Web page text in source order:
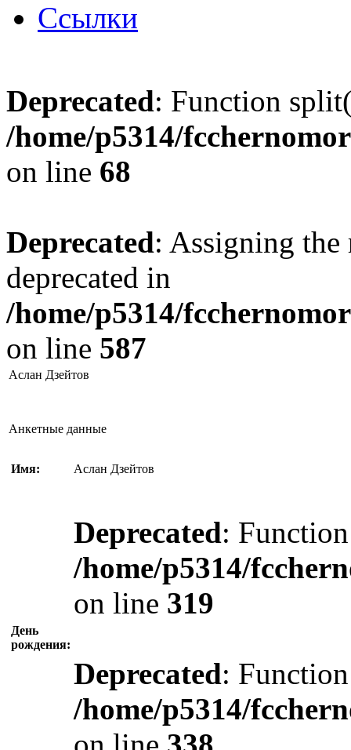
Ссылки
Deprecated: Function
/home/p5314/
on line 68
Deprecated: Assigning the
deprecated in
/home/p5314/
on line 587
Аслан Дзейтов
Анкетные данные
Имя: Аслан Дзейтов
День
рождения:
Deprecated:
/home/p5314/
on line 319
Deprecated:
/home/p5314/